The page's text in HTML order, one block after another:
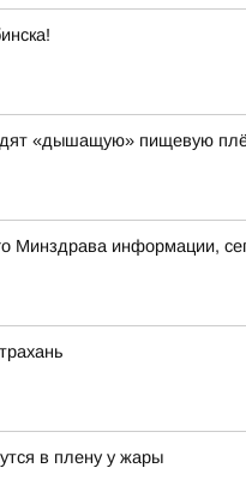
«дышащую» пищевую
Минздрава информации,
в плену у жары